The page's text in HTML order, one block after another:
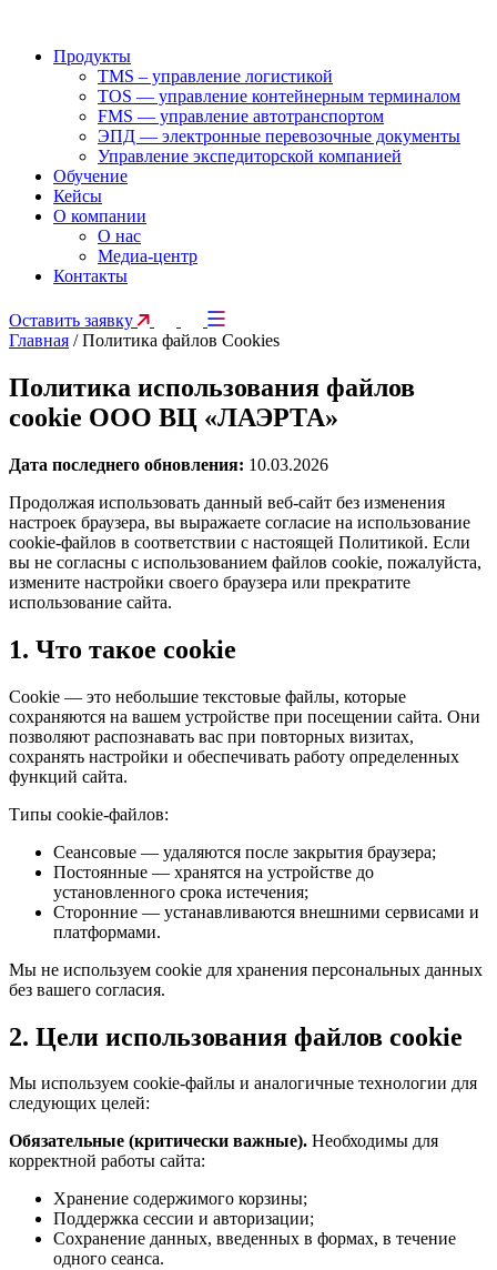
Продукты
TMS – управление логистикой
TOS — управление контейнерным терминалом
FMS — управление автотранспортом
ЭПД — электронные перевозочные документы
Управление экспедиторской компанией
Обучение
Кейсы
О компании
О нас
Медиа-центр
Контакты
Оставить заявку
Главная / Политика файлов Cookies
Политика использования файлов
cookie ООО ВЦ «ЛАЭРТА»
Дата последнего обновления: 10.03.2026
Продолжая использовать данный веб-сайт без изменения
настроек браузера, вы выражаете согласие на использование
cookie-файлов в соответствии с настоящей Политикой. Если
вы не согласны с использованием файлов cookie, пожалуйста,
измените настройки своего браузера или прекратите
использование сайта.
1. Что такое cookie
Cookie — это небольшие текстовые файлы, которые
сохраняются на вашем устройстве при посещении сайта. Они
позволяют распознавать вас при повторных визитах,
сохранять настройки и обеспечивать работу определенных
функций сайта.
Типы cookie-файлов:
Сеансовые — удаляются после закрытия браузера;
Постоянные — хранятся на устройстве до
установленного срока истечения;
Сторонние — устанавливаются внешними сервисами и
платформами.
Мы не используем cookie для хранения персональных данных
без вашего согласия.
2. Цели использования файлов cookie
Мы используем cookie-файлы и аналогичные технологии для
следующих целей:
Обязательные (критически важные). Необходимы для
корректной работы сайта:
Хранение содержимого корзины;
Поддержка сессии и авторизации;
Сохранение данных, введенных в формах, в течение
одного сеанса.